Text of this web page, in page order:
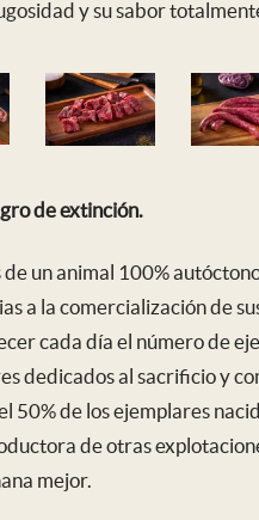
y su sabor
de extinción.
un animal 100%
a la comercialización de
cada día el número de
dedicados al sacrificio y
50% de los ejemplares
de otras
mejor.